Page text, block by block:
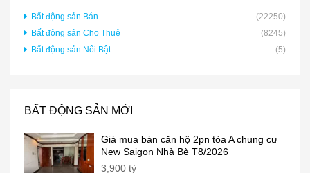
Bất động sản Bán
(22250)
Bất động sản Cho Thuê
(8245)
Bất động sản Nổi Bật
(5)
BẤT ĐỘNG SẢN MỚI
Giá mua bán căn hộ 2pn tòa A chung cư
New Saigon Nhà Bè T8/2026
3,900 tỷ